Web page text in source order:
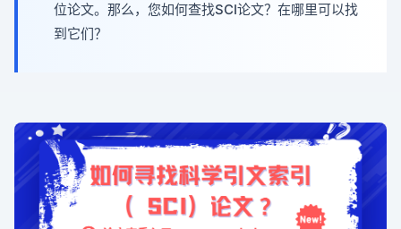
位论文。那么，您如何查找SCI论文？在哪里可以找
到它们？